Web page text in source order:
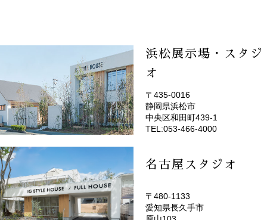
浜松展示場・スタジ
オ
(EMOTOP浜松)
〒435-0016
静岡県浜松市
中央区和田町439-1
TEL:053-466-4000
名古屋スタジオ
(EMOTOP名古屋)
〒480-1133
愛知県長久手市